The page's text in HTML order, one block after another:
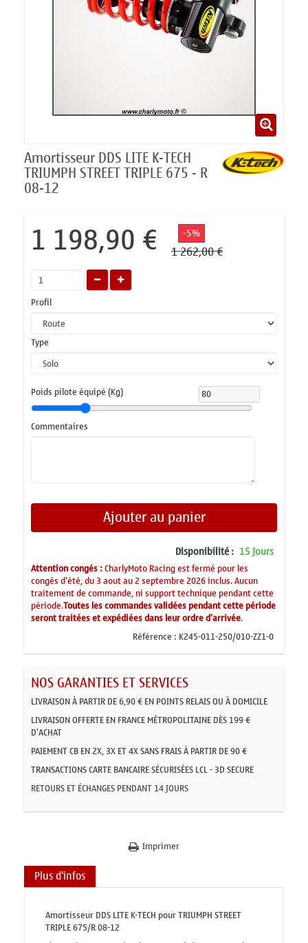
Amortisseur DDS LITE K-TECH
TRIUMPH STREET TRIPLE 675 - R
08-12
1 198,90 € -5%
1 262,00 €
Profil
Type
Poids pilote équipé (Kg)
Commentaires
Ajouter au panier
Disponibilité : 15 Jours
Attention congés :CharlyMoto Racing est fermé pour les
congés d'été, du 3 aout au 2 septembre 2026 inclus. Aucun
traitement de commande, ni support technique pendant cette
période.Toutes les commandes validées pendant cette période
seront traitées et expédiées dans leur ordre d'arrivée.
Référence : K245-011-250/010-ZZ1-0
NOS GARANTIES ET SERVICES
LIVRAISON À PARTIR DE 6,90 € EN POINTS RELAIS OU À DOMICILE
LIVRAISON OFFERTE EN FRANCE MÉTROPOLITAINE DÈS 199 €
D'ACHAT
PAIEMENT CB EN 2X, 3X ET 4X SANS FRAIS À PARTIR DE 90 €
TRANSACTIONS CARTE BANCAIRE SÉCURISÉES LCL - 3D SECURE
RETOURS ET ÉCHANGES PENDANT 14 JOURS
Imprimer
Plus d'infos
Amortisseur DDS LITE K-TECH pour TRIUMPH STREET
TRIPLE 675/R 08-12